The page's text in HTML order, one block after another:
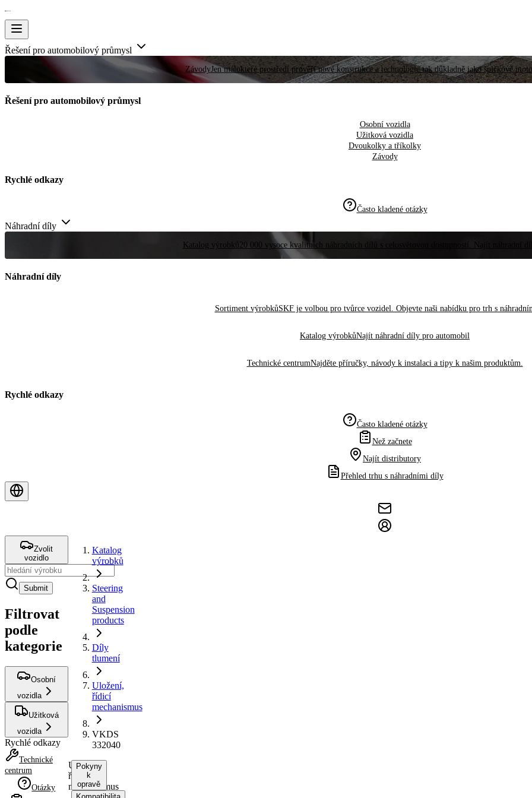
Řešení pro automobilový průmysl
ZávodyJen málokteré prostředí prověří nové konstrukce a technologie tak důkladně jako špičkové
Řešení pro automobilový průmysl
Osobní vozidla
Užitková vozidla
Dvoukolky a tříkolky
Závody
Rychlé odkazy
Často kladené otázky
Náhradní díly
Katalog výrobků20 000 vysoce kvalitních náhradních dílů s celosvětovou dostupností. Najít náhradní
Náhradní díly
Sortiment výrobkůSKF je volbou pro tvůrce vozidel. Objevte naši nabídku pro trh s
Katalog výrobkůNajít náhradní díly pro automobil
Technické centrumNajděte příručky, návody k instalaci a tipy k našim produktům.
Rychlé odkazy
Často kladené otázky
Než začnete
Najít distributory
Přehled trhu s náhradními díly
Zvolit
vozidlo
Submit
Filtrovat
podle
kategorie
Osobní
vozidla
Užitková
vozidla
Rychlé odkazy
Technické
centrum
Otázky
Katalog
výrobků
Steering
and
Suspension
products
Díly
tlumení
Uložení,
řídicí
mechanismus
VKDS
332040
Uložení,
řídicí
mechanismus
Pokyny
k
opravě